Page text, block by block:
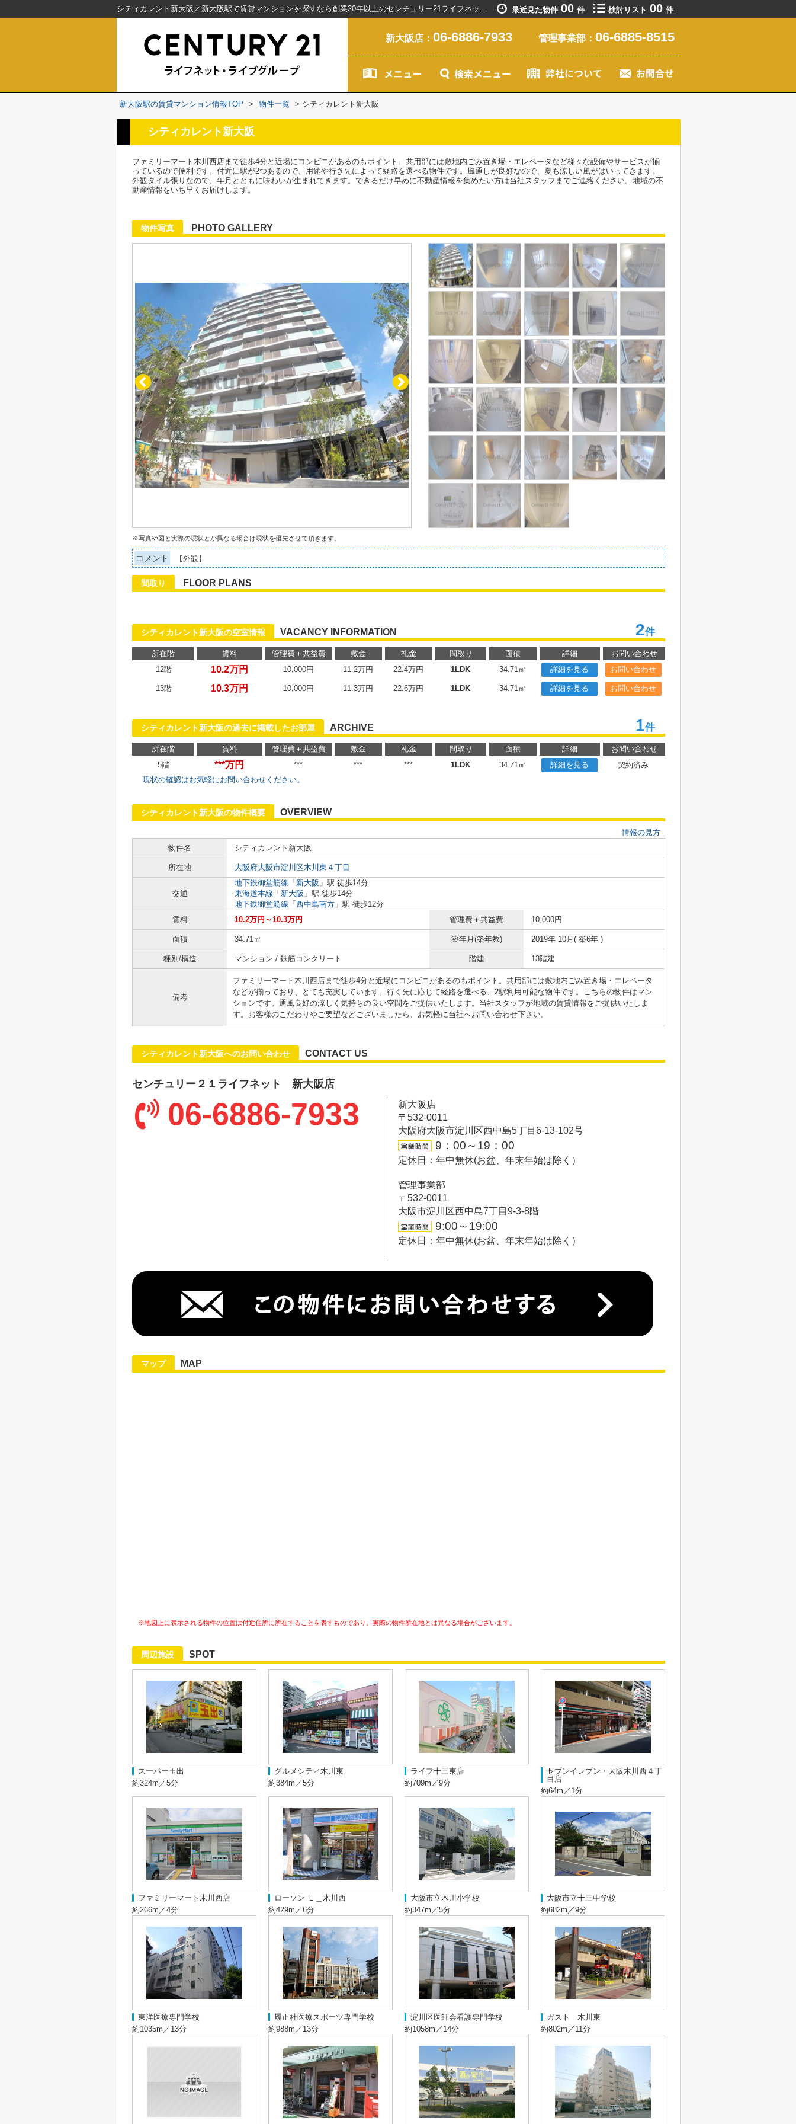
シティカレント新大阪／新大阪駅で賃貸マンションを探すなら創業20年以上のセンチュリー21ライフネット・ライブグループ 最近見た物件 00 件 検討リスト 00 件
新大阪店： 06-6886-7933 管理事業部： 06-6885-8515
新大阪駅の賃貸マンション情報TOP > 物件一覧 > シティカレント新大阪
シティカレント新大阪
ファミリーマート木川西店まで徒歩4分と近場にコンビニがあるのもポイント。共用部には敷地内ごみ置き場・エレベータなど様々な設備やサービスが揃
っているので便利です。付近に駅が2つあるので、用途や行き先によって経路を選べる物件です。風通しが良好なので、夏も涼しい風がはいってきます。
外観タイル張りなので、年月とともに味わいが生まれてきます。できるだけ早めに不動産情報を集めたい方は当社スタッフまでご連絡ください。地域の不
動産情報をいち早くお届けします。
物件写真 PHOTO GALLERY
※写真や図と実際の現状とが異なる場合は現状を優先させて頂きます。
コメント 【外観】
間取り FLOOR PLANS
シティカレント新大阪の空室情報 VACANCY INFORMATION 2件
所在階 賃料 管理費＋共益費 敷金 礼金 間取り 面積 詳細
お問い合わせ
12階
10.2万円 10,000円 11.2万円 22.4万円 1LDK 34.71㎡ 詳細を見る お問い合わせ
13階 10.3万円 10,000円 11.3万円 22.6万円 1LDK 34.71㎡ 詳細を見る お問い合わせ
シティカレント新大阪の過去に掲載したお部屋 ARCHIVE 1件
所在階 賃料 管理費＋共益費 敷金 礼金 間取り 面積 詳細
お問い合わせ
5階
***万円 *** *** *** 1LDK 34.71㎡ 詳細を見る
契約済み
現状の確認はお気軽にお問い合わせください。
シティカレント新大阪の物件概要 OVERVIEW
情報の見方
物件名
シティカレント新大阪
所在地 大阪府大阪市淀川区木川東４丁目
交通
地下鉄御堂筋線 「 新大阪 」駅 徒歩14分
東海道本線 「 新大阪 」駅 徒歩14分
地下鉄御堂筋線 「 西中島南方 」駅 徒歩12分
賃料
10.2万円～10.3万円 管理費＋共益費 10,000円
面積 34.71㎡ 築年月(築年数) 2019年 10月( 築6年 )
種別/構造 マンション / 鉄筋コンクリート 階建 13階建
備考
ファミリーマート木川西店まで徒歩4分と近場にコンビニがあるのもポイント。共用部には敷地内ごみ置き場・エレベータ
などが揃っており、とても充実しています。行く先に応じて経路を選べる、2駅利用可能な物件です。こちらの物件はマン
ションです。通風良好の涼しく気持ちの良い空間をご提供いたします。当社スタッフが地域の賃貸情報をご提供いたしま
す。お客様のこだわりやご要望などございましたら、お気軽に当社へお問い合わせ下さい。
シティカレント新大阪へのお問い合わせ CONTACT US
センチュリー２１ライフネット 新大阪店
06-6886-7933
新大阪店
〒532-0011
大阪府大阪市淀川区西中島5丁目6-13-102号
9：00～19：00
定休日：年中無休(お盆、年末年始は除く）
管理事業部
〒532-0011
大阪市淀川区西中島7丁目9-3-8階
9:00～19:00
定休日：年中無休(お盆、年末年始は除く）
マップ MAP
※地図上に表示される物件の位置は付近住所に所在することを表すものであり、実際の物件所在地とは異なる場合がございます。
周辺施設 SPOT
スーパー玉出
約324m／5分
グルメシティ木川東
約384m／5分
ライフ十三東店
約709m／9分
セブンイレブン・大阪木川西４丁
目店
約64m／1分
ファミリーマート木川西店
約266m／4分
ローソン Ｌ＿木川西
約429m／6分
大阪市立木川小学校
約347m／5分
大阪市立十三中学校
約682m／9分
東洋医療専門学校
約1035m／13分
履正社医療スポーツ専門学校
約988m／13分
淀川区医師会看護専門学校
約1058m／14分
ガスト 木川東
約802m／11分